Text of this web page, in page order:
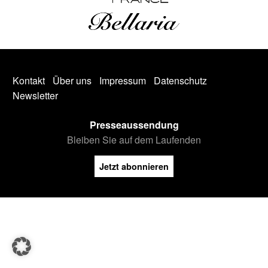
Kontakt Über uns Impressum
Datenschutz
Newsletter
Presseaussendung
Bleiben Sie auf dem Laufenden
Jetzt abonnieren